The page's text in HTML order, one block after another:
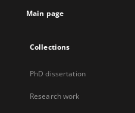
Main page
Collections
PhD dissertation
Research work